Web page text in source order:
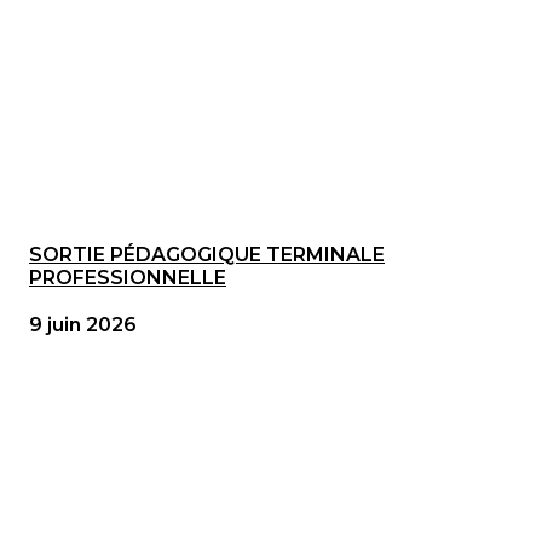
SORTIE PÉDAGOGIQUE TERMINALE
PROFESSIONNELLE
9 juin 2026